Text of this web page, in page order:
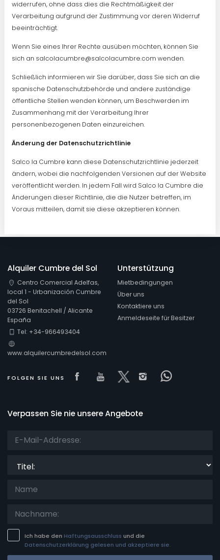
widerrufen, ohne dass dies die Rechtmäßigkeit der
Verarbeitung aufgrund der Zustimmung vor deren Widerruf
beeinträchtigt.
Wenn Sie eines Ihrer Rechte ausüben möchten, können Sie
sich an salcolacumbre@salcolacumbre.com wenden.
Schließlich informieren wir Sie darüber, dass Sie sich an die
spanische Datenschutzbehörde und andere zuständige
öffentliche Stellen wenden können, um Beschwerden im
Zusammenhang mit der Verarbeitung Ihrer
personenbezogenen Daten einzureichen.
Änderung der Datenschutzrichtlinie
Salco la Cumbre kann diese Datenschutzrichtlinie jederzeit
ändern, wobei die nachfolgenden Versionen auf der Website
veröffentlicht werden. In jedem Fall wird Salco la Cumbre die
Änderungen dieser Richtlinie, die die Nutzer betreffen, im
Voraus mitteilen, damit sie diese akzeptieren können.
Alquiler Cumbre del Sol
Centro Comercial Adelfas,
local 1 - Urbanización Cumbre
del Sol
03726 Benitachell / Alicante
España
Tel: +34-966493404
www.alquilercumbredelsol.com
FOLGEN SIE UNS Visit our Facebook page
Visit our youtube page
Visit our x page
Visit our
Visit our
Unterstützung
Mietbedingungen
Über uns
Kontaktiere uns
Anmeldeseite für Besitzer
Verpassen Sie nie unsere Angebote
Ich habe den Haftungsausschluss und die
Datenschutzerklärung gelesen und akzeptiere sie.